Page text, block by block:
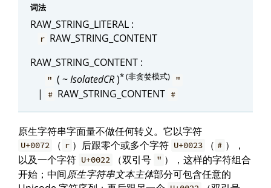
词法
RAW_STRING_LITERAL :
r RAW_STRING_CONTENT
RAW_STRING_CONTENT :
" ( ~IsolatedCR)* (非贪婪模式) "
| # RAW_STRING_CONTENT #
原生字符串字面量不做任何转义。它以字符
U+0072 （ r ）后跟零个或多个字符 U+0023 （ # ），
以及一个字符 U+0022 （双引号 " ），这样的字符组合
开始；中间原生字符串文本主体部分可包含任意的